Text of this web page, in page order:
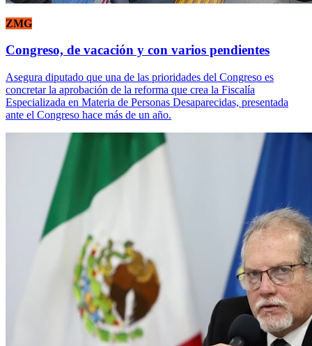
ZMG
Congreso, de vacación y con varios pendientes
Asegura diputado que una de las prioridades del Congreso es
concretar la aprobación de la reforma que crea la Fiscalía
Especializada en Materia de Personas Desaparecidas, presentada
ante el Congreso hace más de un año.